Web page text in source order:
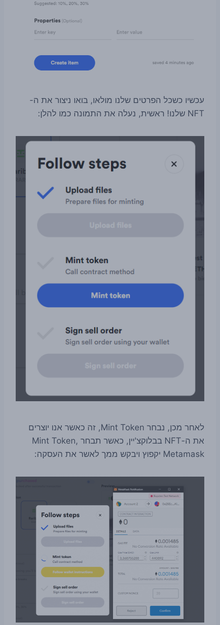
עכשיו כשכל הפרטים שלנו מולאו, בואו ניצור את ה-
NFT שלנו! ראשית, נעלה את התמונה כמו להלן:
לאחר מכן, נבחר Mint Token, זה כאשר אנו יוצרים
את ה-NFT בבלוקצ'יין, כאשר תבחר Mint Token,
Metamask יקפוץ ויבקש ממך לאשר את העסקה: